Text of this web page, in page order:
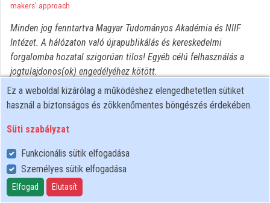
makers' approach
Minden jog fenntartva Magyar Tudományos Akadémia és NIIF
Intézet. A hálózaton való újrapublikálás és kereskedelmi
forgalomba hozatal szigorúan tilos! Egyéb célú felhasználás a
jogtulajdonos(ok) engedélyéhez kötött.
Felhasználói szabályzat
Adatkezelési tájékoztató
Süti szabályzat
Ez a weboldal kizárólag a működéshez elengedhetetlen sütiket
használ a biztonságos és zökkenőmentes böngészés érdekében.
Süti szabályzat
Funkcionális sütik elfogadása
Személyes sütik elfogadása
Elfogad Elutasít